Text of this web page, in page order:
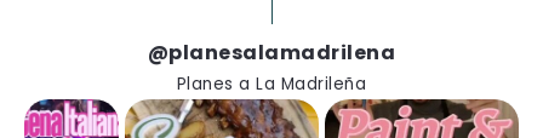
@planesalamadrilena
Planes a La Madrileña